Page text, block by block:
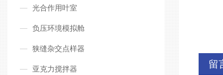
光合作用叶室
负压环境模拟舱
狭缝杂交点样器
亚克力搅拌器 留